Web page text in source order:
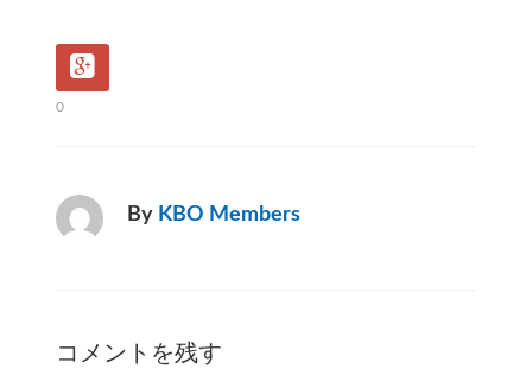
0
By KBO Members
コメントを残す